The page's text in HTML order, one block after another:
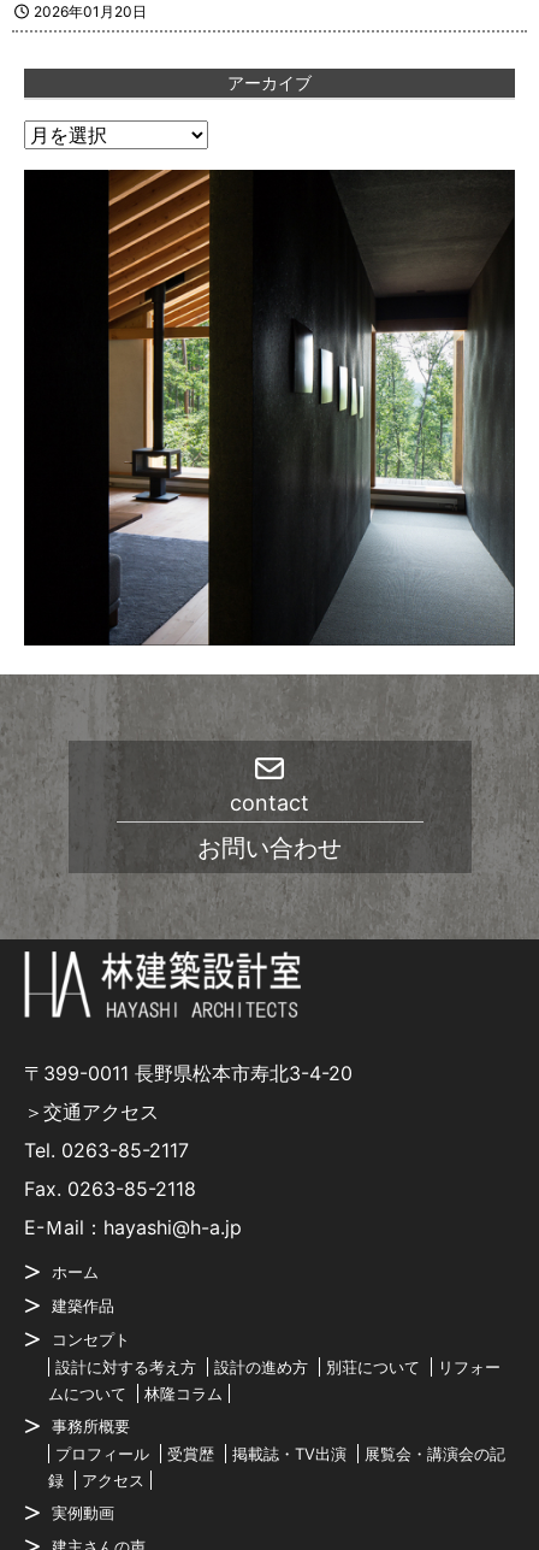
2026年01月20日
アーカイブ
ア
contact
お問い合わせ
〒399-0011 長野県松本市寿北3-4-20
＞交通アクセス
Tel. 0263-85-2117
Fax. 0263-85-2118
E-Ｍail：hayashi@h-a.jp
ホーム
建築作品
コンセプト
設計に対する考え方
設計の進め方 別荘について
リフォー
ムについて
林隆コラム
事務所概要
プロフィール
受賞歴 掲載誌・TV出演
展覧会・講演会の記
録
アクセス
実例動画